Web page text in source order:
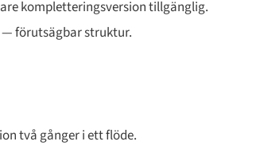
kompletteringsversion tillgänglig.
— förutsägbar struktur.
två gånger i ett flöde.